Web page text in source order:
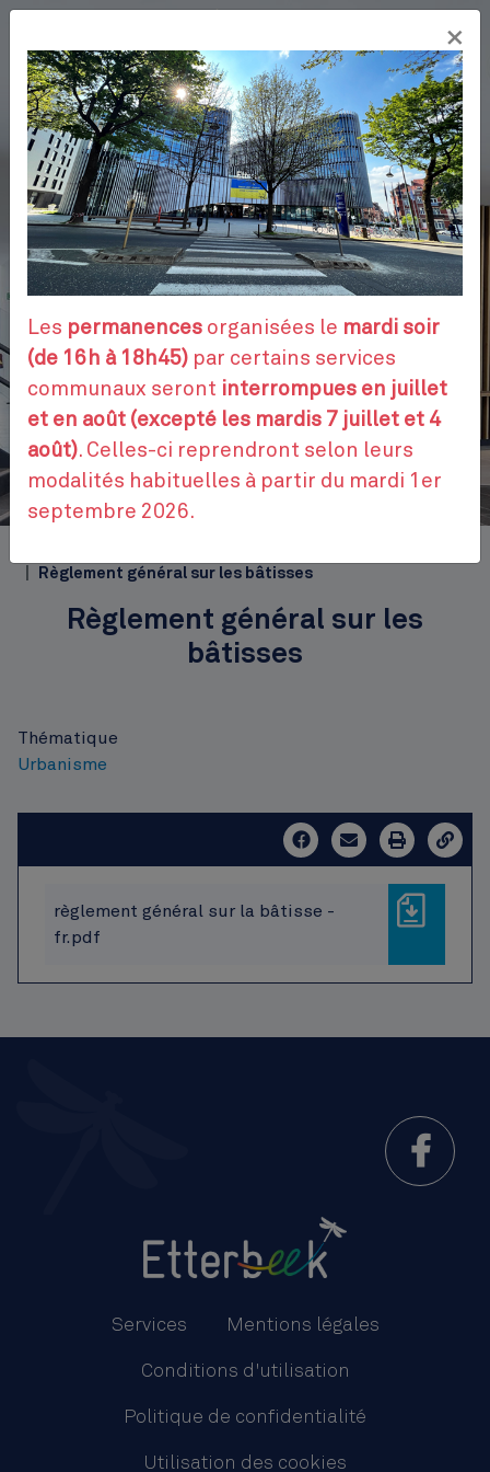
Aller
contenu
principal
Hôtel communal
VOS DÉMARCHES
RENDEZ-VOUS
CONTACTEZ-NOUS
FR
Règlement général sur les bâtisses
Règlement général sur les
bâtisses
Thématique
Urbanisme
règlement général sur la bâtisse -
fr.pdf
Services Mentions légales
Conditions d'utilisation
Politique de confidentialité
Utilisation des cookies
×
Les permanences organisées le mardi soir
(de 16h à 18h45) par certains services
communaux seront interrompues en juillet
et en août (excepté les mardis 7 juillet et 4
août). Celles-ci reprendront selon leurs
modalités habituelles à partir du mardi 1er
septembre 2026.